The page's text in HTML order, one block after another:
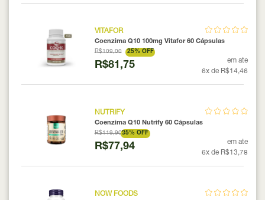
VITAFOR
Coenzima Q10 100mg Vitafor 60 Cápsulas
R$109,00 25% OFF
R$81,75
em ate
6x de R$14,46
NUTRIFY
Coenzima Q10 Nutrify 60 Cápsulas
R$119,9035% OFF
R$77,94
em ate
6x de R$13,78
NOW FOODS